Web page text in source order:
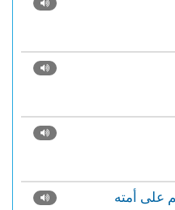
على أمته